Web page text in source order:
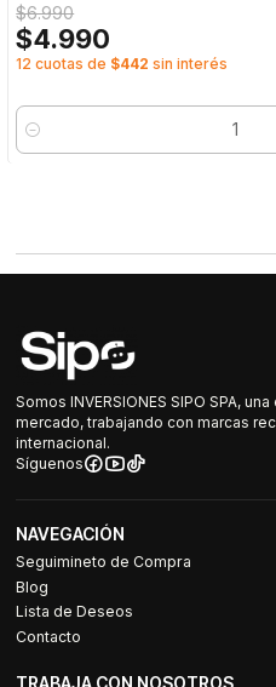
$6.990
$4.990
12 cuotas de $442 sin interés
Cantidad
Somos INVERSIONES SIPO SPA,
mercado, trabajando con marcas
internacional.
Síguenos
NAVEGACIÓN
Seguimineto de Compra
Blog
Lista de Deseos
Contacto
TRABAJA CON NOSOTROS